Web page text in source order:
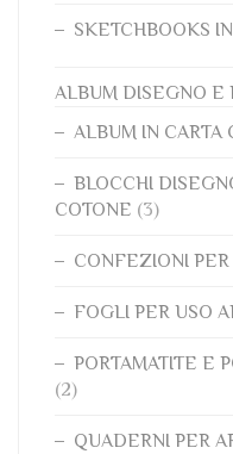
SKETCHBOOKS
ALBUM DISEGNO E
ALBUM IN CARTA
BLOCCHI
COTONE (3)
CONFEZIONI PER
FOGLI PER USO
PORTAMATITE E
(2)
QUADERNI PER